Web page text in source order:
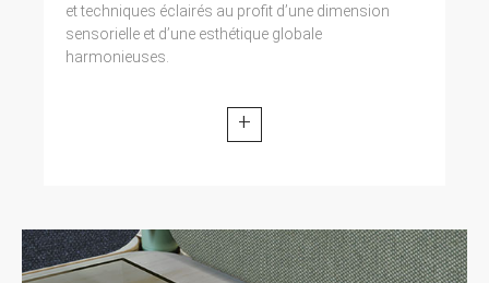
et techniques éclairés au profit d’une dimension
sensorielle et d’une esthétique globale
harmonieuses.
+